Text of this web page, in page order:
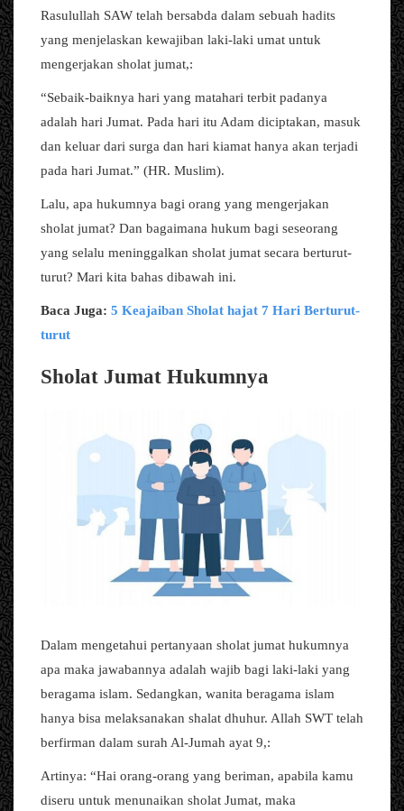
Rasulullah SAW telah bersabda dalam sebuah hadits
yang menjelaskan kewajiban laki-laki umat untuk
mengerjakan sholat jumat,:
“Sebaik-baiknya hari yang matahari terbit padanya
adalah hari Jumat. Pada hari itu Adam diciptakan, masuk
dan keluar dari surga dan hari kiamat hanya akan terjadi
pada hari Jumat.” (HR. Muslim).
Lalu, apa hukumnya bagi orang yang mengerjakan
sholat jumat? Dan bagaimana hukum bagi seseorang
yang selalu meninggalkan sholat jumat secara berturut-
turut? Mari kita bahas dibawah ini.
Baca Juga: 5 Keajaiban Sholat hajat 7 Hari Berturut-
turut
Sholat Jumat Hukumnya
Dalam mengetahui pertanyaan sholat jumat hukumnya
apa maka jawabannya adalah wajib bagi laki-laki yang
beragama islam. Sedangkan, wanita beragama islam
hanya bisa melaksanakan shalat dhuhur. Allah SWT telah
berfirman dalam surah Al-Jumah ayat 9,:
Artinya: “Hai orang-orang yang beriman, apabila kamu
diseru untuk menunaikan sholat Jumat, maka